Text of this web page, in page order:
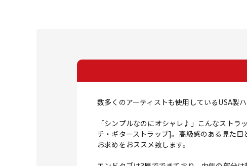
数多くのアーティストも使用しているUSA製
「シンプルなのにオシャレ♪」こんなスト
チ・ギターストラップ]。高級感のある見た
お求めをおススメ致します。